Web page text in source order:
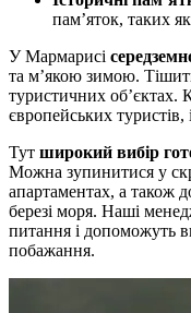
пам’яток, таких
У Мармарисі
та м’якою зимою.
туристичних об’єктах.
європейських туристів,
Тут широкий вибір
Можна зупинитися у
апартаментах, а також
березі моря. Наші
питання і допоможуть
побажання.